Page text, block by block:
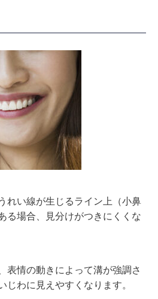
れい線が生じるライン上（小鼻
る場合、見分けがつきにくくな
表情の動きによって溝が強調さ
じわに見えやすくなります。